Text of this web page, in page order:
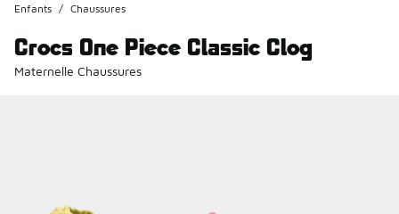
Enfants / Chaussures
Crocs One Piece Classic Clog
Maternelle Chaussures